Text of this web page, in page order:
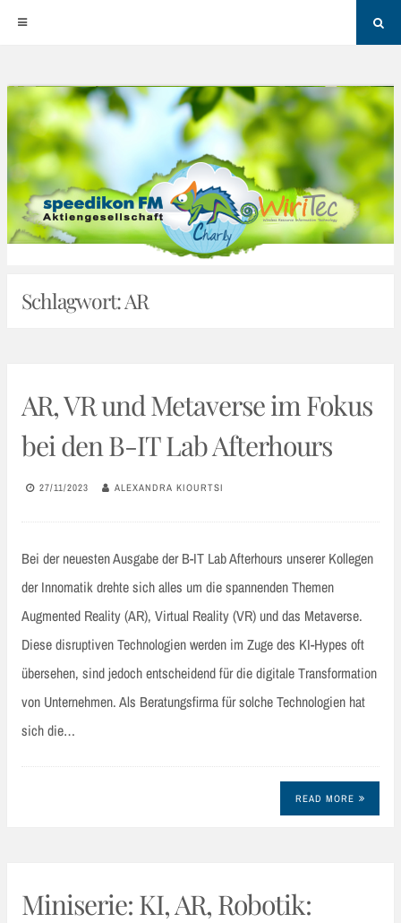
content
Schlagwort:AR
AR, VR und Metaverse im Fokus
bei den B-IT Lab Afterhours
27/11/2023 ALEXANDRA KIOURTSI
Bei der neuesten Ausgabe der B-IT Lab Afterhours unserer Kollegen
der Innomatik drehte sich alles um die spannenden Themen
Augmented Reality (AR), Virtual Reality (VR) und das Metaverse.
Diese disruptiven Technologien werden im Zuge des KI-Hypes oft
übersehen, sind jedoch entscheidend für die digitale Transformation
von Unternehmen. Als Beratungsfirma für solche Technologien hat
sich die…
READ MORE
Miniserie: KI, AR, Robotik: